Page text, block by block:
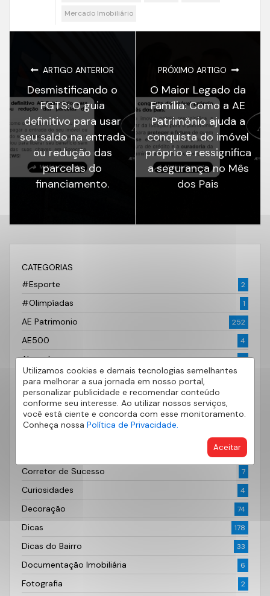
Utilizamos cookies e demais tecnologias semelhantes
para melhorar a sua jornada em nosso portal,
personalizar publicidade e recomendar conteúdo
conforme seu interesse. Ao utilizar nossos serviços,
você está ciente e concorda com esse monitoramento.
Conheça nossa Política de Privacidade.
Aceitar
Mercado Imobiliário
ARTIGO ANTERIOR
Desmistificando o
FGTS: O guia
definitivo para usar
seu saldo na entrada
ou redução das
parcelas do
financiamento.
PRÓXIMO ARTIGO
O Maior Legado da
Família: Como a AE
Patrimônio ajuda a
conquista do imóvel
próprio e ressignifica
a segurança no Mês
dos Pais
CATEGORIAS
#Esporte
2
#Olimpíadas 1
AE Patrimonio 252
AE500 4
Aluguel 6
Apartamento
Bairros
Casa Própria 30
Cidades
61
Corretor de Sucesso 7
Curiosidades 4
Decoração 74
Dicas 178
Dicas do Bairro 33
Documentação Imobiliária 6
Fotografia 2